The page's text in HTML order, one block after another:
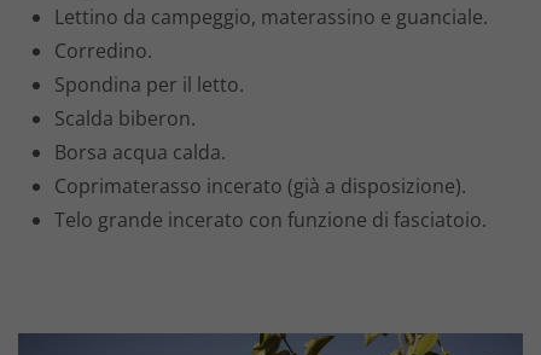
Lettino da campeggio, materassino e guanciale.
Corredino.
Spondina per il letto.
Scalda biberon.
Borsa acqua calda.
Coprimaterasso incerato (già a disposizione).
Telo grande incerato con funzione di fasciatoio.